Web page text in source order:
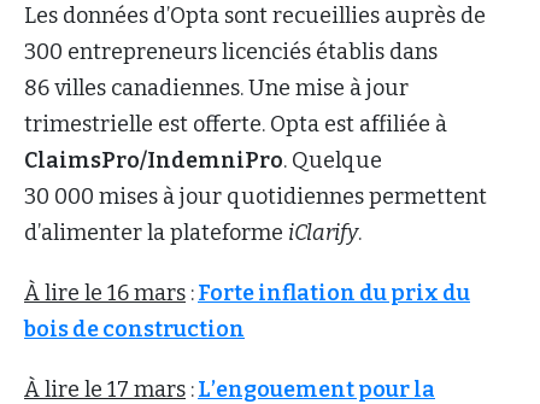
Les données d’Opta sont recueillies auprès de
300 entrepreneurs licenciés établis dans
86 villes canadiennes. Une mise à jour
trimestrielle est offerte. Opta est affiliée à
ClaimsPro/IndemniPro. Quelque
30 000 mises à jour quotidiennes permettent
d’alimenter la plateforme iClarify.
À lire le 16 mars :Forte inflation du prix du
bois de construction
À lire le 17 mars :L’engouement pour la